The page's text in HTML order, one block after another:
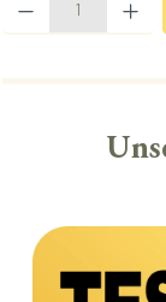
Bildergalerie